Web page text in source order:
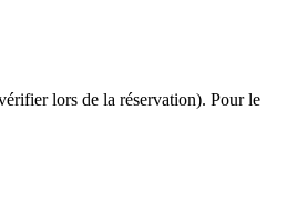
lors de la réservation). Pour le